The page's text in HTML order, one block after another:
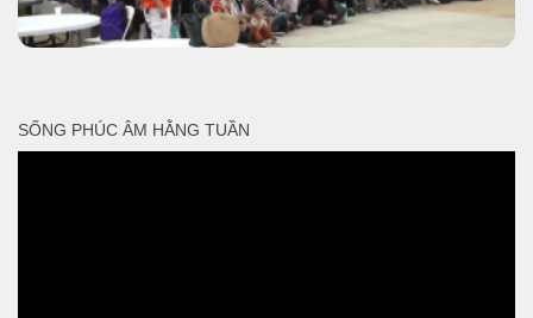
SỐNG PHÚC ÂM HẰNG TUẦN